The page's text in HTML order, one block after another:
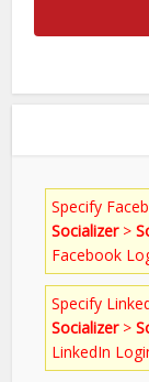
Specify
Socializer>
Facebook
Specify
Socializer>
LinkedIn